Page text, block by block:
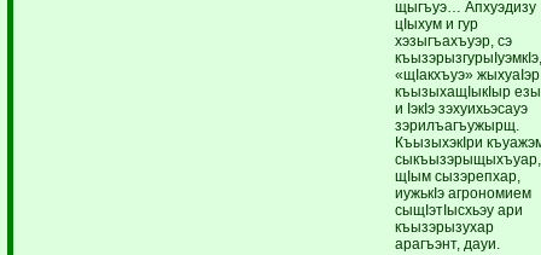
щыгъуэ… Апхуэдизу
цIыхум и гур
хэзыгъахъуэр, сэ
«щIакхъуэ» жыхуаIэр
къызыхащIыкIыр
и IэкIэ зэхуихьэсауэ
зэрилъагъужырщ.
КъызыхэкIри
щIым сызэрепхар,
иужькIэ агрономием
сыщIэтIысхьэу ари
къызэрызухар
арагъэнт, дауи.